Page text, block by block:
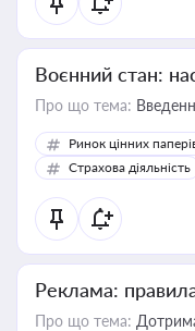
Воєнний стан:
Про що тема:
Ринок цінних
Страхова діяльність
Реклама:
Про що тема: